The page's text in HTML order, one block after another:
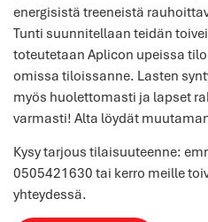
energisistä treeneistä
Tunti suunnitellaan teidän
toteutetaan Aplicon upeissa
omissa tiloissanne. Lasten
myös huolettomasti ja lapset
varmasti! Alta löydät
Kysy tarjous tilaisuuteenne:
0505421630 tai kerro meille
yhteydessä.